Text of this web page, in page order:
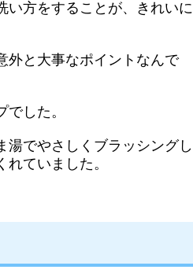
い方をすることが、きれいに
外と大事なポイントなんで
した。
湯でやさしくブラッシングし
ていました。